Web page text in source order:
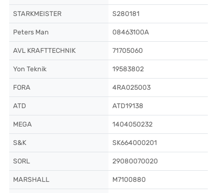
STARKMEISTER S280181
Peters Man 08463100A
AVL KRAFTTECHNIK 71705060
Yon Teknik 19583802
FORA 4RA025003
ATD ATD19138
MEGA 1404050232
S&K SK664000201
SORL 29080070020
MARSHALL M7100880